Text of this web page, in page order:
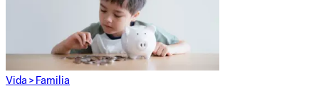
Vida > Familia